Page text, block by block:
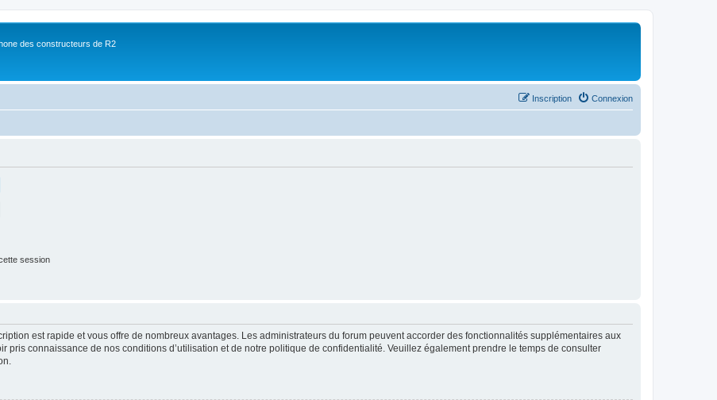
des constructeurs de R2
Connexion
Inscription
session
est rapide et vous offre de nombreux avantages. Les administrateurs du forum peuvent accorder des fonctionnalités supplémentaires aux
pris connaissance de nos conditions d’utilisation et de notre politique de confidentialité. Veuillez également prendre le temps de consulter